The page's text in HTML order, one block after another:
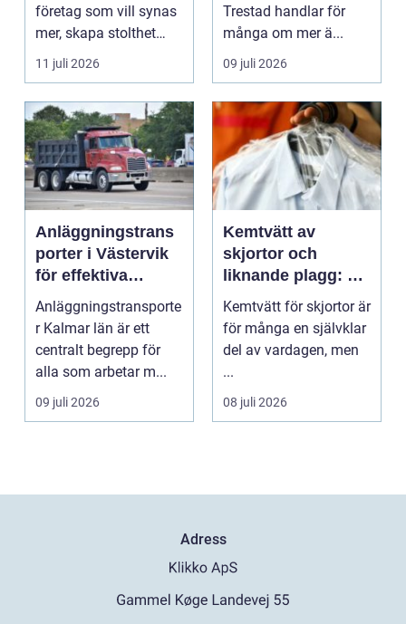
företag som vill synas
mer, skapa stolthet
inte...
11 juli 2026
Trestad handlar för
många om mer ä...
09 juli 2026
Anläggningstrans
porter i Västervik
för effektiva
byggprojekt
Anläggningstransporte
r Kalmar län är ett
centralt begrepp för
alla som arbetar m...
09 juli 2026
Kemtvätt av
skjortor och
liknande plagg: Så
fungerar
professionell
klädvård i
Kemtvätt för skjortor är
för många en självklar
del av vardagen, men
...
08 juli 2026
Adress